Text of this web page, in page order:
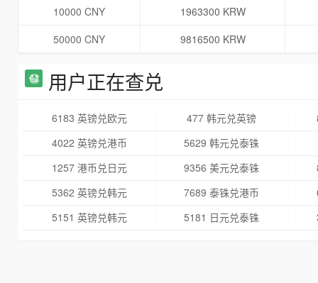
10000 CNY
1963300 KRW
50000 CNY
9816500 KRW
用户正在查兑
6183 英镑兑欧元 477 韩元兑英镑
4022 英镑兑港币
5629 韩元兑泰铢
1257 港币兑日元
9356 美元兑泰铢
5362 英镑兑韩元
7689 泰铢兑港币
5151 英镑兑韩元
5181 日元兑泰铢